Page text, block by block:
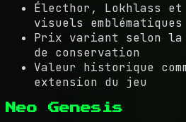
Électhor, Lokhlass et
visuels emblématiques
Prix variant selon
de conservation
Valeur historique
extension du jeu
Neo Genesis